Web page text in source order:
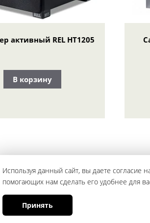
активный REL HT1205
В корзину
Используя данный сайт, вы даете согласие
помогающих нам сделать его удобнее для
Принять
на нём, носит исключительно
информации о наличии и стоимости